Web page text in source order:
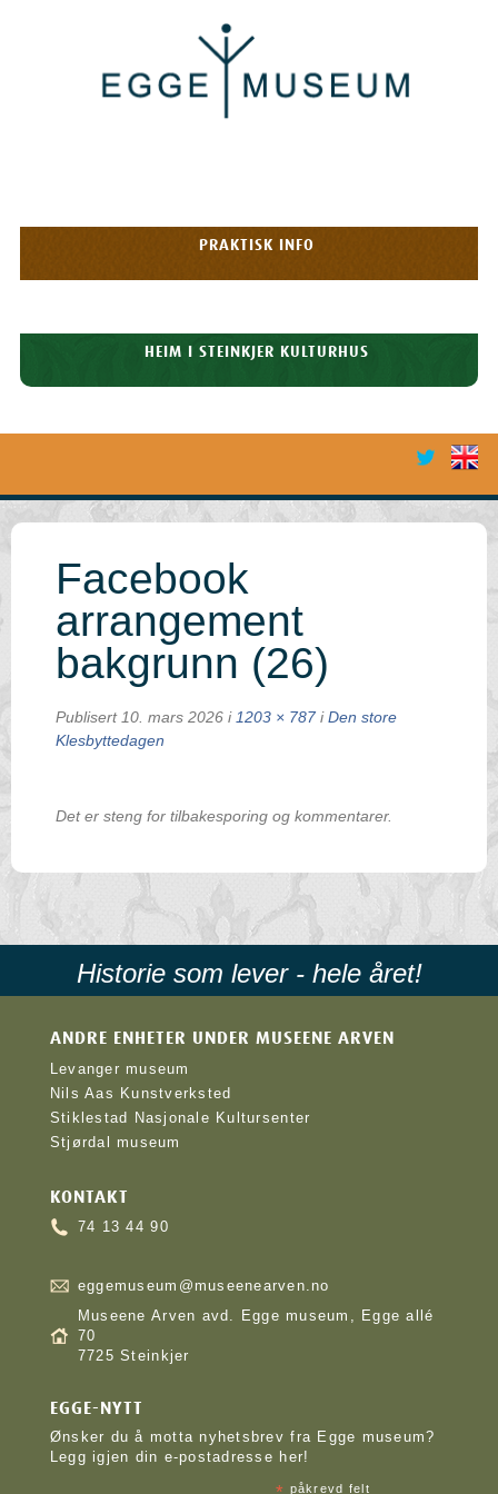
Museum
PRAKTISK INFO
HEIM I STEINKJER KULTURHUS
Facebook
arrangement
bakgrunn (26)
Publisert 10. mars 2026 i 1203 × 787i Den store
Klesbyttedagen
Det er steng for tilbakesporing og kommentarer.
Historie som lever - hele året!
ANDRE ENHETER UNDER MUSEENE ARVEN
Levanger museum
Nils Aas Kunstverksted
Stiklestad Nasjonale Kultursenter
Stjørdal museum
KONTAKT
74 13 44 90
eggemuseum@museenearven.no
Museene Arven avd. Egge museum, Egge allé
70
7725 Steinkjer
EGGE-NYTT
Ønsker du å motta nyhetsbrev fra Egge museum?
Legg igjen din e-postadresse her!
påkrevd felt